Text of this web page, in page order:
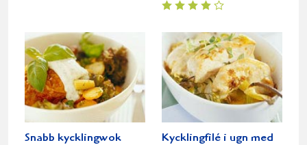
Snabb kycklingwok
Kycklingfilé i ugn med